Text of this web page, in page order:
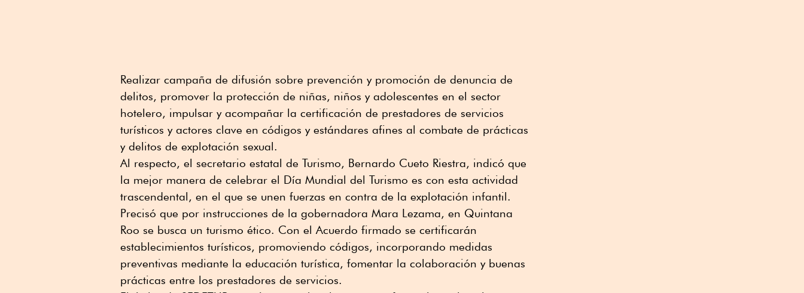
Realizar campaña de difusión sobre prevención y promoción de denuncia de
delitos, promover la protección de niñas, niños y adolescentes en el sector
hotelero, impulsar y acompañar la certificación de prestadores de servicios
turísticos y actores clave en códigos y estándares afines al combate de prácticas
y delitos de explotación sexual.
Al respecto, el secretario estatal de Turismo, Bernardo Cueto Riestra, indicó que
la mejor manera de celebrar el Día Mundial del Turismo es con esta actividad
trascendental, en el que se unen fuerzas en contra de la explotación infantil.
Precisó que por instrucciones de la gobernadora Mara Lezama, en Quintana
Roo se busca un turismo ético. Con el Acuerdo firmado se certificarán
establecimientos turísticos, promoviendo códigos, incorporando medidas
preventivas mediante la educación turística, fomentar la colaboración y buenas
prácticas entre los prestadores de servicios.